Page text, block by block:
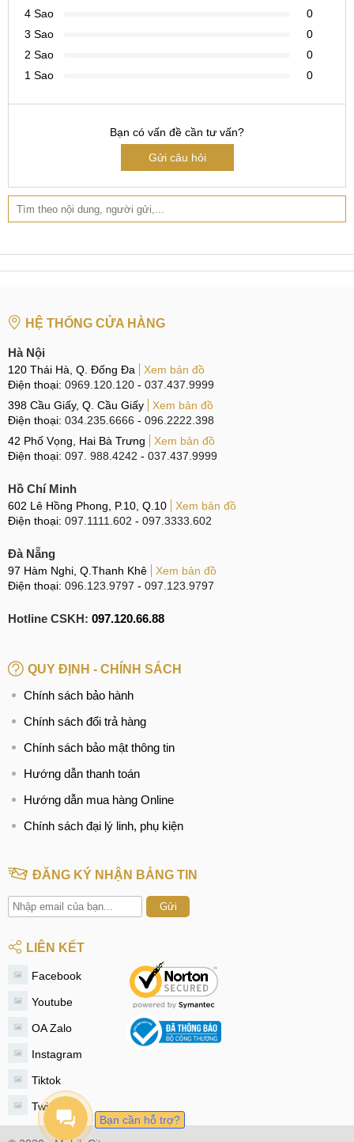
4 Sao
0
3 Sao
0
2 Sao
0
1 Sao
0
Bạn có vấn đề cần tư vấn?
Gửi câu hỏi
HỆ THỐNG CỬA HÀNG
Hà Nội
120 Thái Hà, Q. Đống Đa
Xem bản đồ
Điện thoại: 0969.120.120 - 037.437.9999
398 Cầu Giấy, Q. Cầu Giấy
Xem bản đồ
Điện thoại: 034.235.6666 - 096.2222.398
42 Phố Vọng, Hai Bà Trưng
Xem bản đồ
Điện thoại: 097. 988.4242 - 037.437.9999
Hồ Chí Minh
602 Lê Hồng Phong, P.10, Q.10
Xem bản đồ
Điện thoại: 097.1111.602 - 097.3333.602
Đà Nẵng
97 Hàm Nghi, Q.Thanh Khê
Xem bản đồ
Điện thoại: 096.123.9797 - 097.123.9797
Hotline CSKH: 097.120.66.88
QUY ĐỊNH - CHÍNH SÁCH
Chính sách bảo hành
Chính sách đổi trả hàng
Chính sách bảo mật thông tin
Hướng dẫn thanh toán
Hướng dẫn mua hàng Online
Chính sách đại lý linh, phụ kiện
ĐĂNG KÝ NHẬN BẢNG TIN
Gửi
LIÊN KẾT
Facebook
Youtube
OA Zalo
Instagram
Tiktok
Twitter
Bạn cần hỗ trợ?